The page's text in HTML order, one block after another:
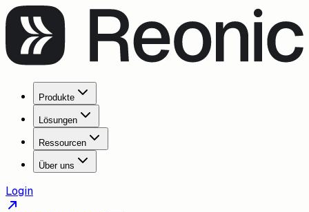
Produkte
Lösungen
Ressourcen
Über uns
Login